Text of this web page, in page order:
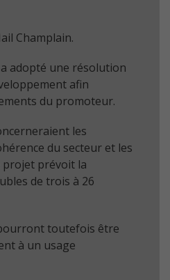
Champlain.
adopté une résolution
afin
du promoteur.
les
du secteur et les
projet prévoit la
de trois à 26
toutefois être
à un usage